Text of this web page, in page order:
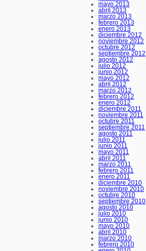
mayo 2013
abril 2013
marzo 2013
febrero 2013
enero 2013
diciembre 2012
noviembre 2012
octubre 2012
septiembre 2012
agosto 2012
julio 2012
junio 2012
mayo 2012
abril 2012
marzo 2012
febrero 2012
enero 2012
diciembre 2011
noviembre 2011
octubre 2011
septiembre 2011
agosto 2011
julio 2011
junio 2011
mayo 2011
abril 2011
marzo 2011
febrero 2011
enero 2011
diciembre 2010
noviembre 2010
octubre 2010
septiembre 2010
agosto 2010
julio 2010
junio 2010
mayo 2010
abril 2010
marzo 2010
febrero 2010